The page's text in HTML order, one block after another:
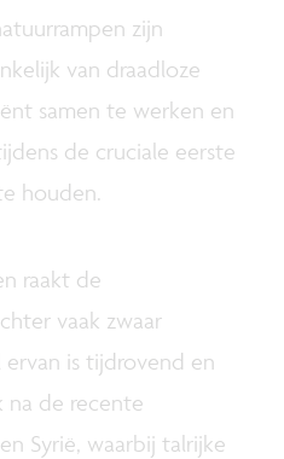
zijn
van draadloze
samen te werken en
de cruciale eerste
houden.
raakt de
vaak zwaar
is tijdrovend en
na de recente
Syrië, waarbij talrijke